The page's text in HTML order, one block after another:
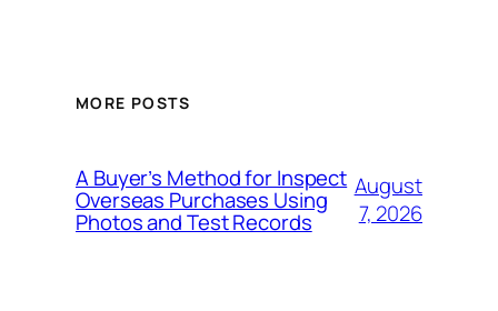
MORE POSTS
A Buyer’s Method for Inspect
Overseas Purchases Using
Photos and Test Records
August
7, 2026